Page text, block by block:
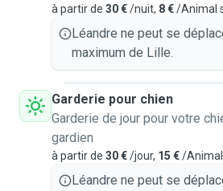
à partir de 30 €/nuit, 8 €/Animal
Léandre ne peut se
maximum de Lille.
Garderie pour chien
Garderie de jour pour votre
gardien
à partir de 30 €/jour, 15 €/
Léandre ne peut se